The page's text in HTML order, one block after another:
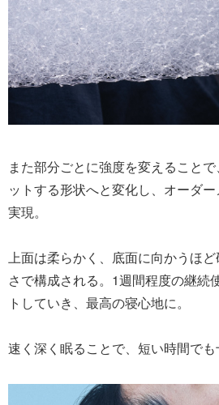
また部分ごとに強度を変えること
ットする形状へと変化し、オーダ
実現。
上面は柔らかく、底面に向かうほ
さで構成される。1週間程度の継続
トしていき、最高の寝心地に。
速く深く眠ることで、短い時間でも